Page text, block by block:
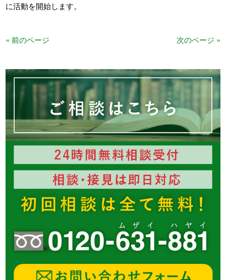
に活動を開始します。
« 前のページ 次のページ »